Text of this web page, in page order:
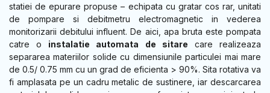
statiei de epurare propuse – echipata cu gratar cos rar, unitati
de pompare si debitmetru electromagnetic in vederea
monitorizarii debitului influent. De aici, apa bruta este pompata
catre o instalatie automata de sitare care realizeaza
separarea materiilor solide cu dimensiunile particulei mai mare
de 0.5/ 0.75 mm cu un grad de eficienta > 90%. Sita rotativa va
fi amplasata pe un cadru metalic de sustinere, iar descarcarea